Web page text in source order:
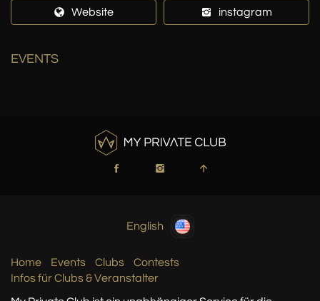
Website instagram
EVENTS
English
Home Events Clubs
Contests
Infos für Clubs & Veranstalter